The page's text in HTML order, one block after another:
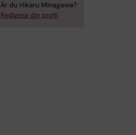
Är du Hikaru Minagawa?
Redigera din profil